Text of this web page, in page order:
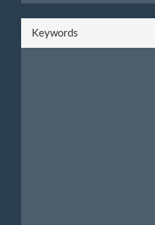
Keywords